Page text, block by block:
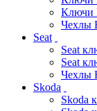
Ключи
Чехлы
Seat
Seat
Seat
Чехлы
Skoda
Skoda